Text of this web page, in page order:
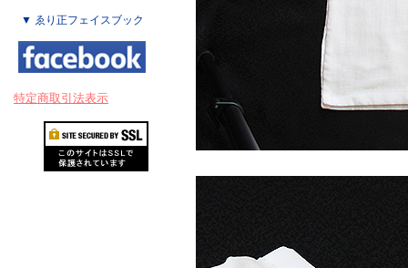
▼ ゑり正フェイスブック
特定商取引法表示